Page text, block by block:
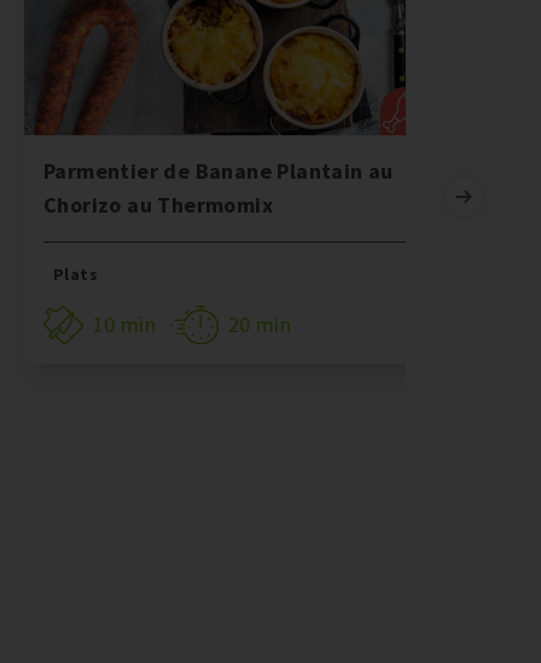
Parmentier de Banane Plantain au
Chorizo au Thermomix
Plats
10 min 20 min